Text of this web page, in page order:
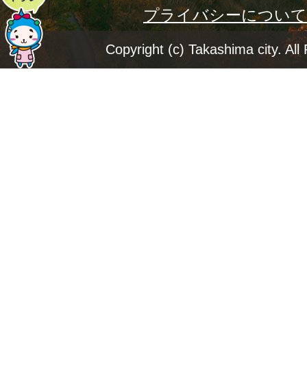
ー
ジ
プライバシーについて
Copyright (c) Takashima city. All